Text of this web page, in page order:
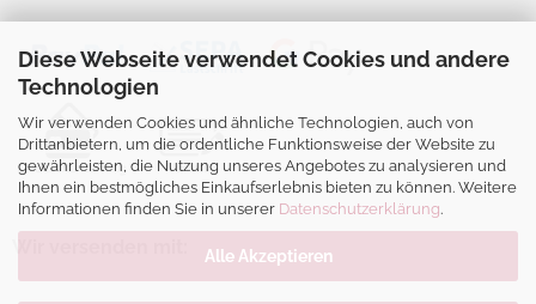
Diese Webseite verwendet Cookies und andere
Technologien
Wir verwenden Cookies und ähnliche Technologien, auch von
Drittanbietern, um die ordentliche Funktionsweise der Website zu
gewährleisten, die Nutzung unseres Angebotes zu analysieren und
Ihnen ein bestmögliches Einkaufserlebnis bieten zu können. Weitere
Informationen finden Sie in unserer Datenschutzerklärung.
Alle Akzeptieren